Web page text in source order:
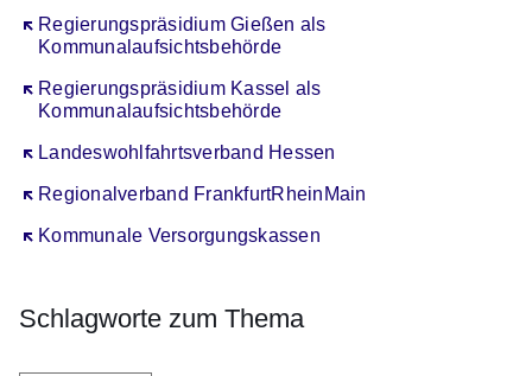
Regierungspräsidium Gießen als
Kommunalaufsichtsbehörde
Öffnet sich in einem neuen Fenster
Regierungspräsidium Kassel als
Kommunalaufsichtsbehörde
Öffnet sich in einem neuen Fenster
Landeswohlfahrtsverband Hessen
Öffnet sich in einem neuen Fenster
Regionalverband FrankfurtRheinMain
Öffnet sich in einem neuen Fenster
Kommunale Versorgungskassen
Öffnet sich in einem neuen Fenster
Schlagworte zum Thema